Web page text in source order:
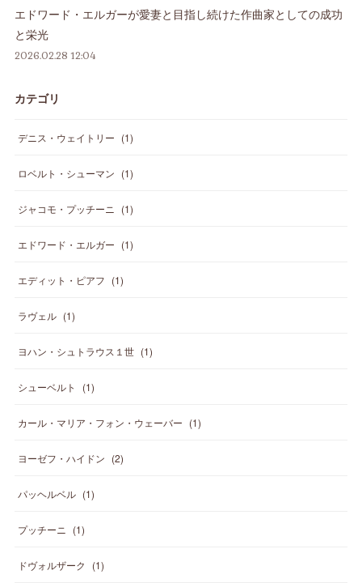
エドワード・エルガーが愛妻と目指し続けた作曲家としての成功
と栄光
2026.02.28 12:04
カテゴリ
デニス・ウェイトリー (1)
ロベルト・シューマン (1)
ジャコモ・プッチーニ (1)
エドワード・エルガー (1)
エディット・ピアフ (1)
ラヴェル (1)
ヨハン・シュトラウス１世 (1)
シューベルト (1)
カール・マリア・フォン・ウェーバー (1)
ヨーゼフ・ハイドン (2)
パッヘルベル (1)
プッチーニ (1)
ドヴォルザーク (1)